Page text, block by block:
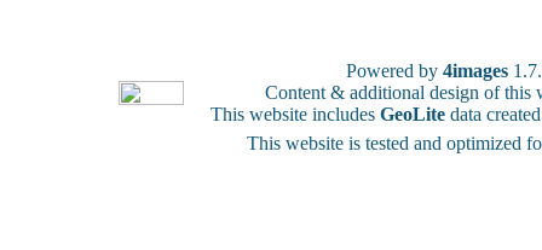
Powered by 4images
Content & additional design of
This website includes GeoLite data
This website is tested and optimized